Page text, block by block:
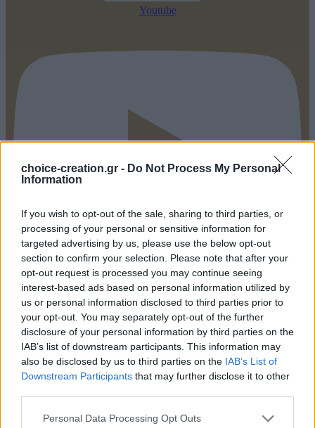
choice-creation.gr - Do Not Process My Personal
Information
If you wish to opt-out of the sale, sharing to third parties, or
processing of your personal or sensitive information for
targeted advertising by us, please use the below opt-out
section to confirm your selection. Please note that after your
opt-out request is processed you may continue seeing
interest-based ads based on personal information utilized by
us or personal information disclosed to third parties prior to
your opt-out. You may separately opt-out of the further
disclosure of your personal information by third parties on the
IAB’s list of downstream participants. This information may
also be disclosed by us to third parties on the IAB’s List of
Downstream Participants that may further disclose it to other
Personal Data Processing Opt Outs
Youtube
Pinterest